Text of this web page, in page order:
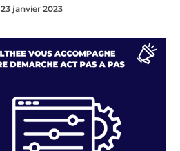
23 janvier 2023